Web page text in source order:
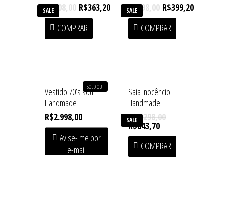
SALE
R$908,00 R$363,20
COMPRAR
SALE
R$998,00 R$399,20
COMPRAR
Vestido 70’s soul
Handmade
R$2.998,00
Avise- me por
e-mail
SOLD OUT
SALE
Saia Inocêncio
Handmade
R$1.298,00
R$843,70
COMPRAR